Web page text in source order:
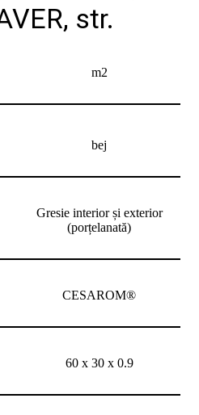
str.
m2
bej
Gresie interior și exterior
(porțelanată)
CESAROM®
60 x 30 x 0.9